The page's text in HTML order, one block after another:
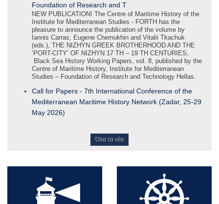
Foundation of Research and T
NEW PUBLICATION! Τhe Centre of Maritime History of the
Institute for Mediterranean Studies - FORTH has the
pleasure to announce the publication of the volume by
Iannis Carras, Eugene Chernukhin and Vitalii Tkachuk
(eds.), THE NIZHYN GREEK BROTHERHOOD AND THE
‘PORT-CITY’ OF NIZHYN 17 TH – 19 TH CENTURIES,
Black Sea History Working Papers, vol. 8, published by the
Centre of Maritime History, Institute for Mediterranean
Studies – Foundation of Research and Technology Hellas.
Call for Papers - 7th International Conference of the
Mediterranean Maritime History Network (Zadar, 25-29
May 2026)
Όλα τα νέα